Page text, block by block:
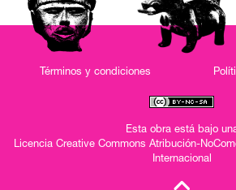
Términos y condiciones
Esta obra está bajo
Licencia Creative Commons Atribución-
Internacional